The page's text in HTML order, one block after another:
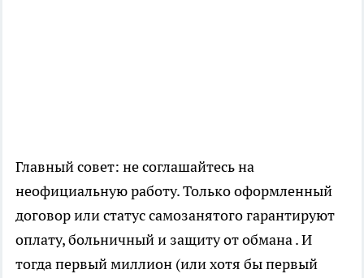
Главный совет: не соглашайтесь на
неофициальную работу. Только оформленный
договор или статус самозанятого гарантируют
оплату, больничный и защиту от обмана . И
тогда первый миллион (или хотя бы первый